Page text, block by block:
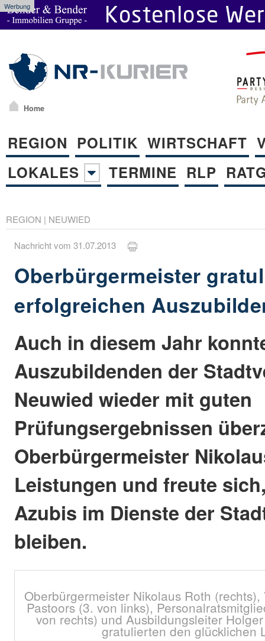
Werbung
Home
REGION POLITIK WIRTSCHAFT
LOKALES
TERMINE RLP
REGION | NEUWIED
Nachricht vom 31.07.2013
Oberbürgermeister
erfolgreichen
Auch in diesem Jahr
Auszubildenden der
Neuwied wieder mit guten
Prüfungsergebnissen
Oberbürgermeister
Leistungen und freute
Azubis im Dienste der
bleiben.
Oberbürgermeister Nikolaus Roth
Pastoors (3. von links),
von rechts) und Ausbildungsleiter
gratulierten den glücklichen